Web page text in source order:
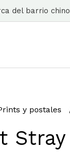
del barrio
y postales
Stray